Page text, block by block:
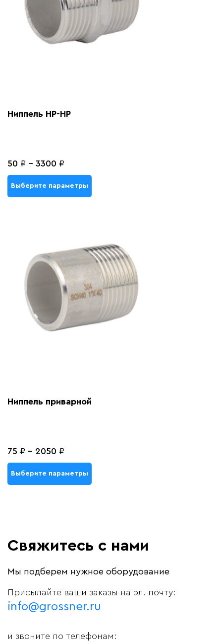
Ниппель НР-НР
50 ₽ - 3300 ₽
Выберите параметры
Ниппель приварной
75 ₽ - 2050 ₽
Выберите параметры
Свяжитесь с нами
Мы подберем нужное оборудование
Присылайте ваши заказы на эл. почту:
info@grossner.ru
и звоните по телефонам: